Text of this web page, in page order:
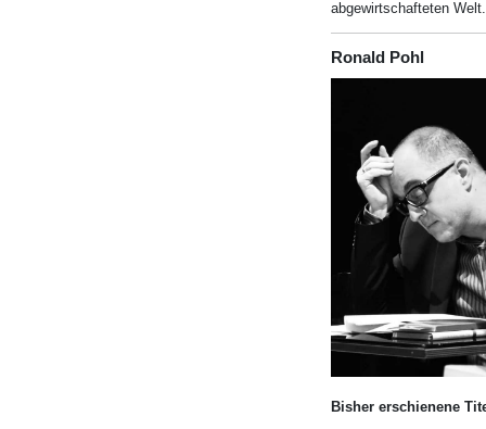
abgewirtschafteten Welt.
Ronald Pohl
Bisher erschienene